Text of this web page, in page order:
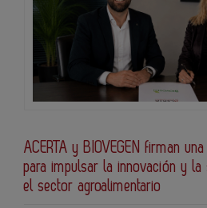
ACERTA y BIOVEGEN firman
para impulsar la innovación y la
el sector agroalimentario